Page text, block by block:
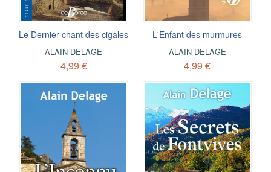
Le Dernier chant des cigales
ALAIN DELAGE
4,99 €
L'Enfant des murmures
ALAIN DELAGE
4,99 €